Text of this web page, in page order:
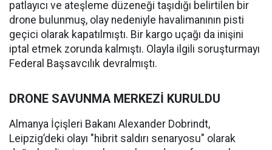
patlayıcı ve ateşleme düzeneği taşıdığı belirtilen bir
drone bulunmuş, olay nedeniyle havalimanının pisti
geçici olarak kapatılmıştı. Bir kargo uçağı da inişini
iptal etmek zorunda kalmıştı. Olayla ilgili soruşturmayı
Federal Başsavcılık devralmıştı.
DRONE SAVUNMA MERKEZİ KURULDU
Almanya İçişleri Bakanı Alexander Dobrindt,
Leipzig’deki olayı "hibrit saldırı senaryosu" olarak